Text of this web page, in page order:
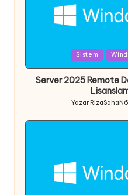
in
Sistem
Server 2025 Remote
Yazar